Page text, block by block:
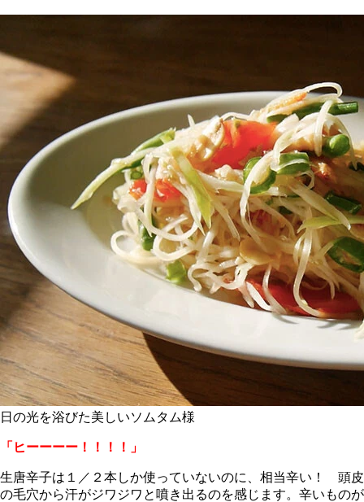
日の光を浴びた美しいソムタム様
「ヒーーーー！！！！」
生唐辛子は１／２本しか使っていないのに、相当辛い！ 頭皮
の毛穴から汗がジワジワと噴き出るのを感じます。辛いものが